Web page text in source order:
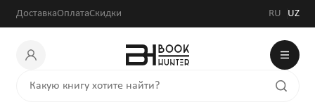
ДоставкаОплатаСкидки RU UZ